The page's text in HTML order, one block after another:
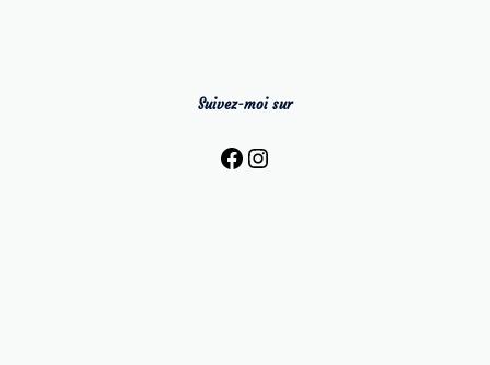
Suivez-moi sur
Facebook
Instagram